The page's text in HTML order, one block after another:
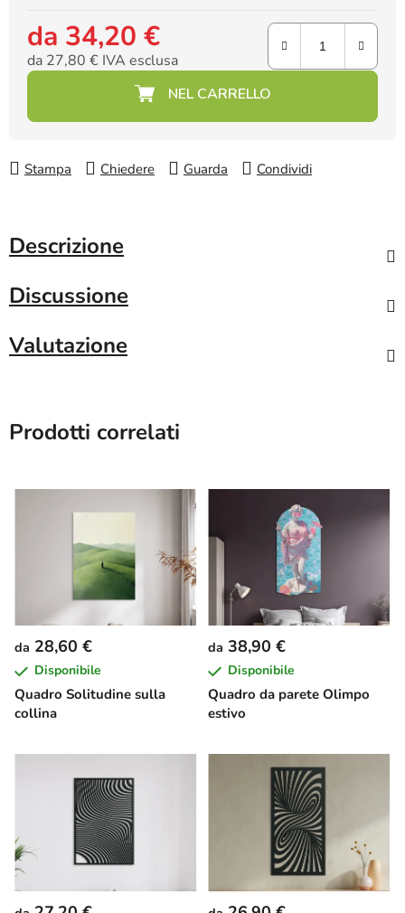
da 34,20 €
da 27,80 € IVA esclusa
Prezzo della misura:
Stampa Chiedere Guarda Condividi
Descrizione
Discussione
Valutazione
Prodotti correlati
Quadro Solitudine sulla
collina
da 28,60 €
Disponibile
Quadro da parete Olimpo
estivo
da 38,90 €
Disponibile